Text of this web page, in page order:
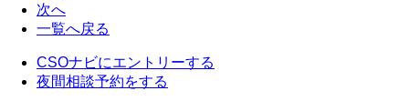
次へ
一覧へ戻る
CSOナビにエントリーする
夜間相談予約をする